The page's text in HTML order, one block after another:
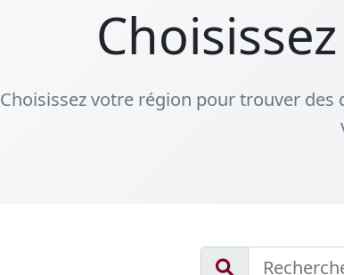
Choisissez votre région pour trouver